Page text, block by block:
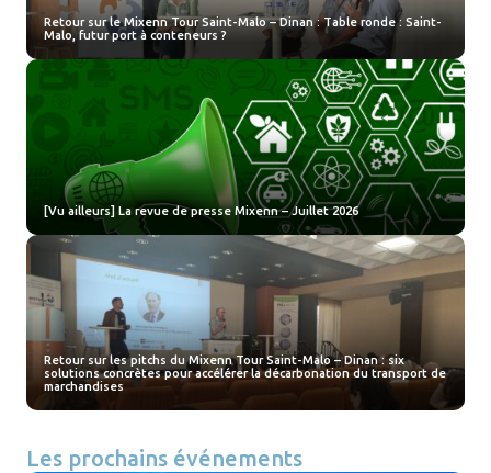
Retour sur le Mixenn Tour Saint-Malo – Dinan : Table ronde : Saint-
Malo, futur port à conteneurs ?
[Vu ailleurs] La revue de presse Mixenn – Juillet 2026
Retour sur les pitchs du Mixenn Tour Saint-Malo – Dinan : six
solutions concrètes pour accélérer la décarbonation du transport de
marchandises
Les prochains événements